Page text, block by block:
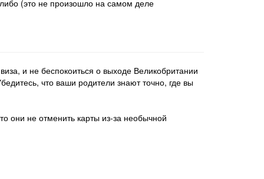
(это не произошло на самом деле
и не беспокоиться о выходе Великобритании
что ваши родители знают точно, где вы
они не отменить карты из-за необычной